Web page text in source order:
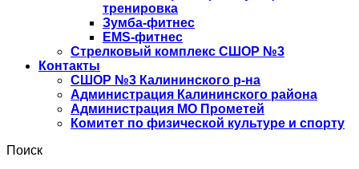
тренировка
Зумба-фитнес
EMS-фитнес
Стрелковый комплекс СШОР №3
Контакты
СШОР №3 Калининского р-на
Администрация Калининского района
Администрация МО Прометей
Комитет по физической культуре и спорту
Поиск